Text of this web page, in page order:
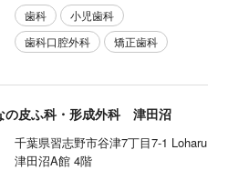
歯科
小児歯科
歯科口腔外科
矯正歯科
皮ふ科・形成外科 津田沼
千葉県習志野市谷津7丁目7-1 Loharu
津田沼A館 4階